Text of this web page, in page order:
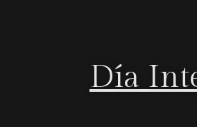
Día